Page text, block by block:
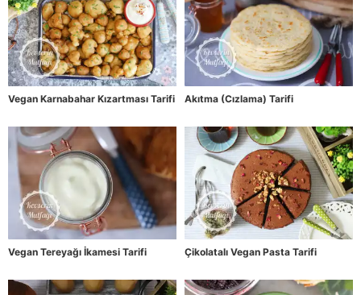
Vegan Karnabahar Kızartması Tarifi Akıtma (Cızlama) Tarifi
Vegan Tereyağı İkamesi Tarifi Çikolatalı Vegan Pasta Tarifi